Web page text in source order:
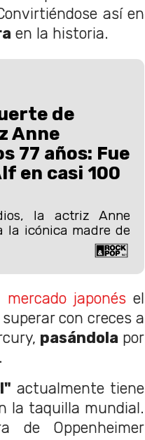
así en
en la historia.
de
Anne
77 años: Fue
en casi 100
la actriz Anne
la icónica madre de
mercado japonésel
con creces a
pasándola por
.
actualmente tiene
la taquilla mundial.
de Oppenheimer